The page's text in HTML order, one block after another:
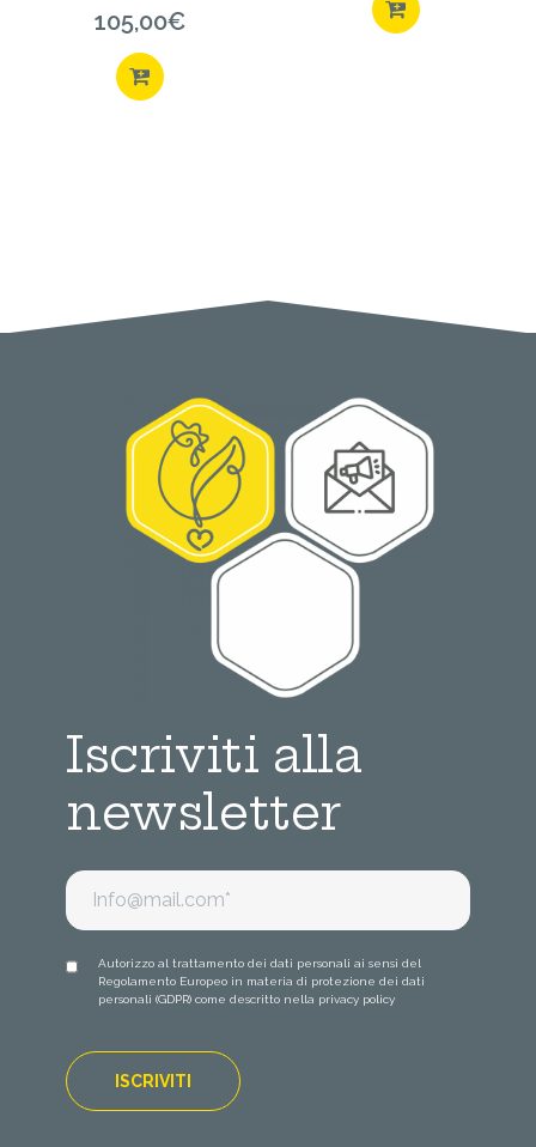
105,00€
Iscriviti alla
newsletter
Autorizzo al trattamento dei dati personali ai sensi del
Regolamento Europeo in materia di protezione dei dati
personali (GDPR) come descritto nella privacy policy